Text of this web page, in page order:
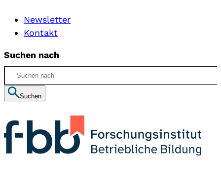
Newsletter
Kontakt
Suchen nach
Suchen